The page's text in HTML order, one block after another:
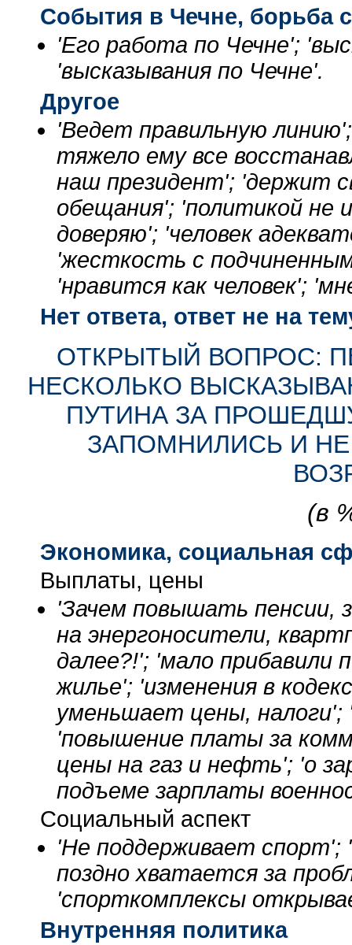
События в Чечне, борьба
'Его работа по Чечне';
'высказывания по Чечне'.
Другое
'Ведет правильную
тяжело ему все
наш президент'; 'держит
обещания'; 'политикой не
доверяю'; 'человек
'жесткость с
'нравится как человек';
Нет ответа, ответ не на
ОТКРЫТЫЙ ВОПРОС:
НЕСКОЛЬКО
ПУТИНА ЗА
ЗАПОМНИЛИСЬ И
(в
Экономика, социальная
Выплаты, цены
'Зачем повышать пенсии,
на энергоносители,
далее?!'; 'мало прибавили
жилье'; 'изменения в
уменьшает цены, налоги';
'повышение платы за
цены на газ и нефть'; 'о
подъеме зарплаты
Социальный аспект
'Не поддерживает спорт';
поздно хватается за
'спорткомплексы
Внутренняя политика